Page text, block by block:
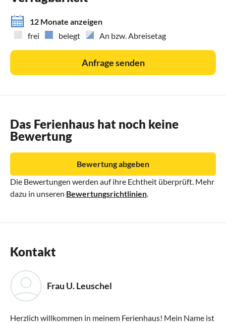
12 Monate anzeigen
frei
belegt An bzw. Abreisetag
Anfrage senden
Das Ferienhaus hat noch keine
Bewertung
Die Bewertungen werden auf ihre Echtheit überprüft. Mehr
dazu in unseren Bewertungsrichtlinien
Bewertung abgeben
Kontakt
Frau U. Leuschel
Herzlich willkommen in meinem Ferienhaus! Mein Name ist